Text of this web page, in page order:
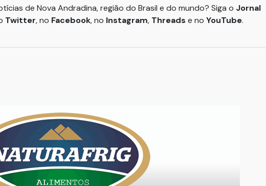
de Nova Andradina, região do Brasil e do mundo? Siga o Jornal
Twitter, no Facebook, no Instagram, Threads e no YouTube.